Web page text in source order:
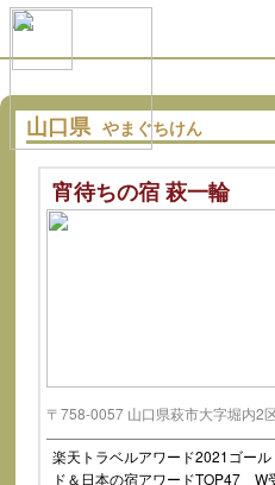
山口県 やまぐちけん
宵待ちの宿 萩一輪
〒758-0057 山口県萩市大字堀内2
楽天トラベルアワード2021ゴール
ド＆日本の宿アワードTOP47 W